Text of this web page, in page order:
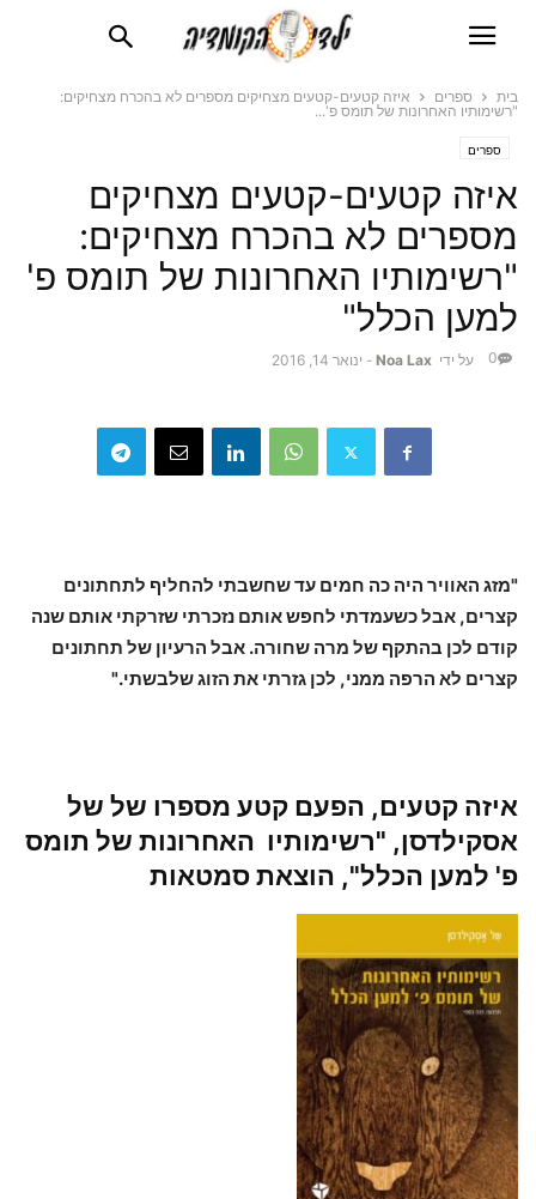
בית ספרים
איזה קטעים-קטעים מצחיקים מספרים לא בהכרח מצחיקים:
"רשימותיו האחרונות של תומס פ'...
ספרים
איזה קטעים-קטעים מצחיקים
מספרים לא בהכרח מצחיקים:
"רשימותיו האחרונות של תומס פ'
למען הכלל"
על ידי Noa Lax
- ינואר 14, 2016 0
"מזג האוויר היה כה חמים עד שחשבתי להחליף לתחתונים
קצרים, אבל כשעמדתי לחפש אותם נזכרתי שזרקתי אותם שנה
קודם לכן בהתקף של מרה שחורה. אבל הרעיון של תחתונים
קצרים לא הרפה ממני, לכן גזרתי את הזוג שלבשתי."
איזה קטעים, הפעם קטע מספרו של של
אסקילדסן, "רשימותיו האחרונות של תומס
פ' למען הכלל", הוצאת סמטאות